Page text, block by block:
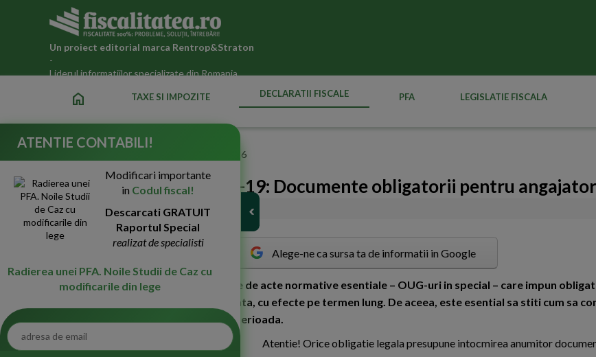
Un proiect editorial marca Rentrop&Straton
-
Liderul informatiilor specializate din Romania
home TAXE SI IMPOZITE DECLARATII FISCALE PFA LEGISLATIE FISCALA
Declaratii fiscale ANAF actualizate 2026
Depasirea crizei COVID-19: Documente obligatorii pentru
08-Apr-2020 3614
Alege-ne ca sursa ta de informatii in Google
ltimele saptamani au adus o multime de acte normative esentiale – OUG-uri in special – care impun
angajatori pe perioada starii de urgenta, cu efecte pe termen lung. De aceea, este esential sa stiti cum sa
de documente obligatorii in aceasta perioada.
Atentie! Orice obligatie legala presupune intocmirea anumitor
ATENTIE CONTABILI!
Modificari importante
in Codul fiscal!
Descarcati GRATUIT
Raportul Special
realizat de specialisti
Radierea unei PFA. Noile Studii de Caz cu
modificarile din lege